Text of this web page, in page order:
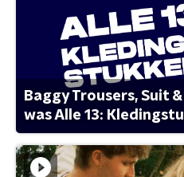
Baggy Trousers, Suit
was Alle 13: